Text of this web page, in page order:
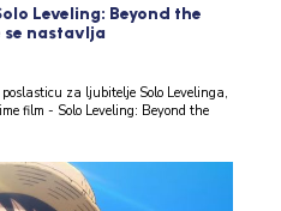
Leveling: Beyond the
se nastavlja
za ljubitelje Solo Levelinga,
film - Solo Leveling: Beyond the